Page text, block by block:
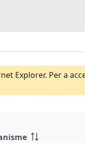
Explorer. Per a